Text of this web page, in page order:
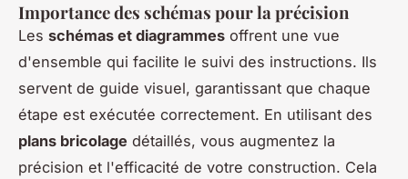
Importance des schémas pour la précision
Les schémas et diagrammes offrent une vue
d'ensemble qui facilite le suivi des instructions. Ils
servent de guide visuel, garantissant que chaque
étape est exécutée correctement. En utilisant des
plans bricolage détaillés, vous augmentez la
précision et l'efficacité de votre construction. Cela